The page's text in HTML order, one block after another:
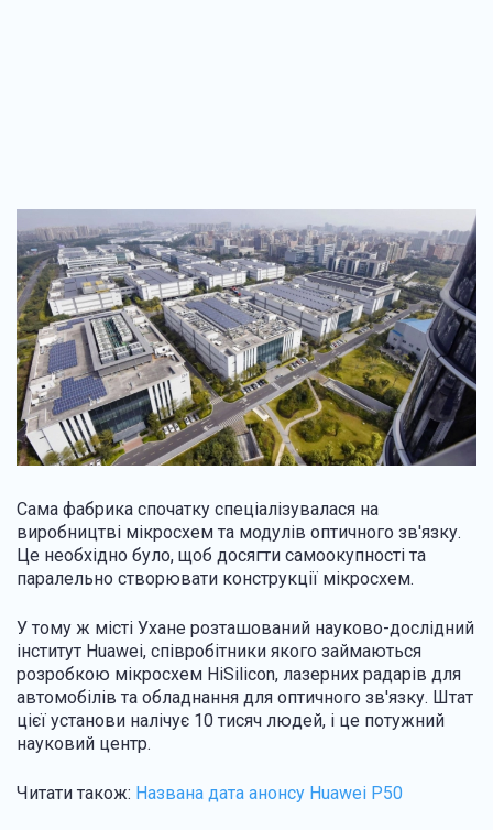
Сама фабрика спочатку спеціалізувалася на
виробництві мікросхем та модулів оптичного зв'язку.
Це необхідно було, щоб досягти самоокупності та
паралельно створювати конструкції мікросхем.
У тому ж місті Ухане розташований науково-дослідний
інститут Huawei, співробітники якого займаються
розробкою мікросхем HiSilicon, лазерних радарів для
автомобілів та обладнання для оптичного зв'язку. Штат
цієї установи налічує 10 тисяч людей, і це потужний
науковий центр.
Читати також: Названа дата анонсу Huawei P50